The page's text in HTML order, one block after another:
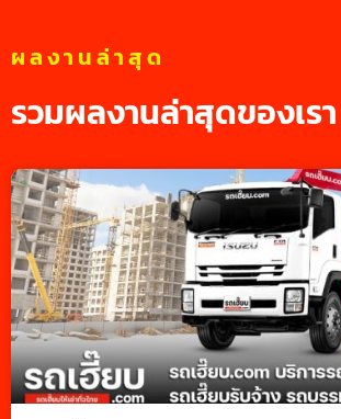
ผลงานล่าสุด
รวมผลงานล่าสุดของเรา